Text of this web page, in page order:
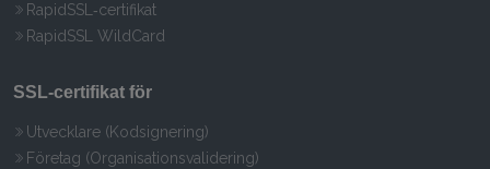
RapidSSL‑certifikat
RapidSSL WildCard
SSL‑certifikat för
Utvecklare (Kodsignering)
Företag (Organisationsvalidering)